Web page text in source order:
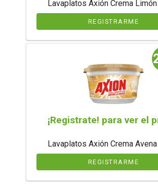
Lavaplatos Axión Crema
REGISTRARME
¡Registrate! para ver el
Lavaplatos Axión Crema
REGISTRARME